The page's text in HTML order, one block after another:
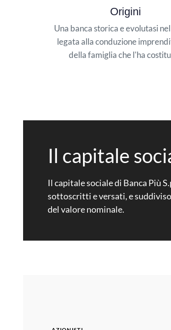
Origini
Una banca storica e evolutasi
legata alla conduzione
della famiglia che l'ha
Il capitale
Il capitale sociale di Banca Più
sottoscritti e versati, e
del valore nominale.